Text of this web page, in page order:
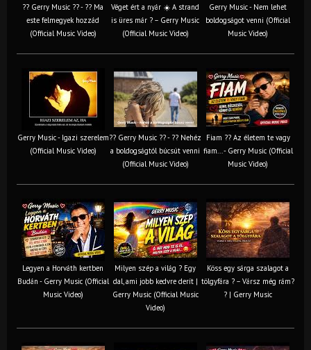
?? Gerry Music ?? - ?? Ma
este felmegyek hozzád
(Official Music Video)
Véget ért a nyár ☀️ A strand
is üres már ? – Gerry Music
(Official Music Video)
Gerry Music - Nem lehet
boldogságot venni (Official
Music Video)
Gerry Music - Igazi szerelem
(Official Music Video)
?? Gerry Music ?? - ?? Nehéz
a boldogságtól búcsút venni
(Official Music Video)
Fiam ?‍? Az életem te vagy
fiam... - Gerry Music (Official
Music Video)
Legyen a Horváth kertben
Budán - Gerry Music (Official
Music Video)
Milyen szép a világ ? Egy
dal, ami jobb kedvre derít |
Gerry Music (Official Music
Video)
Köss egy sárga szalagot a
tölgyfára ?️ – Vársz még rám?
? | Gerry Music